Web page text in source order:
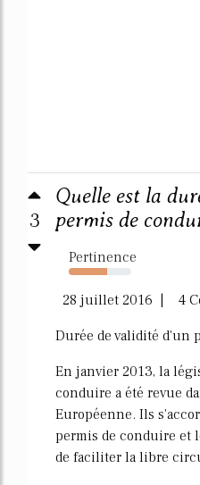
3
Quelle est la
permis de
Pertinence
61%
28 juillet 2016 | 4
Durée de validité d'un
En janvier 2013, la
conduire a été revue
Européenne. Ils
permis de conduire et
de faciliter la libre